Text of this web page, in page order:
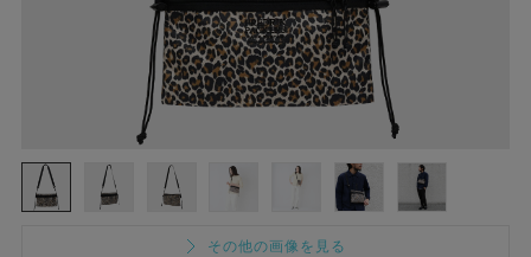
その他の画像を見る